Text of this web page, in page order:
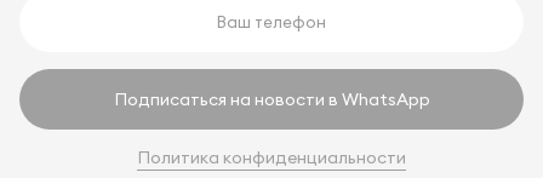
Подписаться на новости в WhatsApp
Политика конфиденциальности